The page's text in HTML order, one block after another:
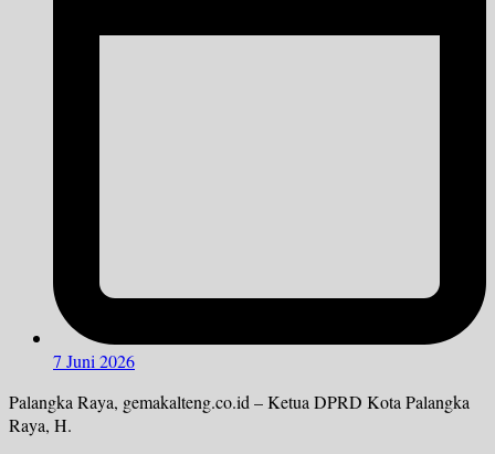
7 Juni 2026
Palangka Raya, gemakalteng.co.id – Ketua DPRD Kota Palangka
Raya, H.